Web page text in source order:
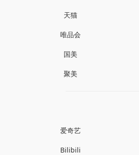
天猫
唯品会
国美
聚美
爱奇艺
Bilibili